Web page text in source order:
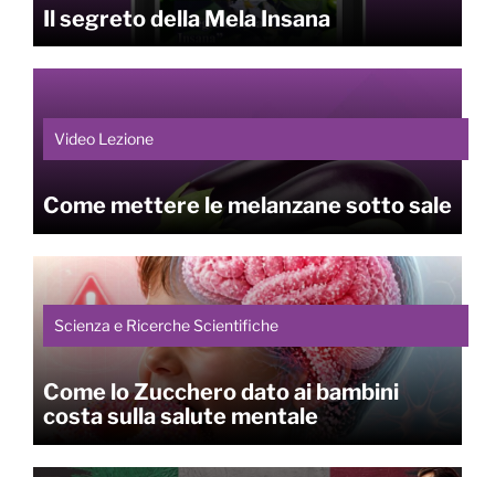
Il segreto della Mela Insana
Video Lezione
Come mettere le melanzane sotto sale
Scienza e Ricerche Scientifiche
Come lo Zucchero dato ai bambini
costa sulla salute mentale